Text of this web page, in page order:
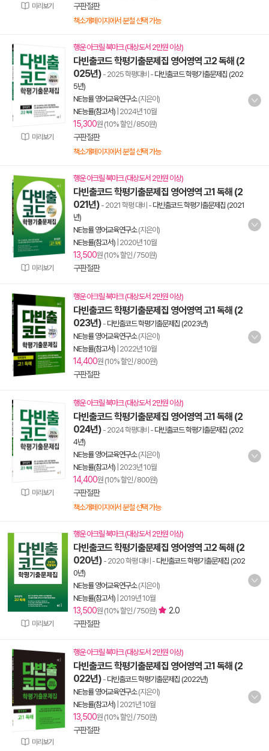
미리보기 구판절판
책소개페이지에서 분철 선택 가능
미리보기
행운 아크릴 북마크 (대상도서 2만원 이상)
다빈출코드 학평기출문제집 영어영역 고2 독해 (2
025년) - 2025 학평대비 - 다빈출코드 학평기출문제집 (202
5년)
NE능률 영어교육연구소(지은이)
NE능률(참고서) 2024년 10월
15,300원 (10% 할인 / 850원)
구판절판
책소개페이지에서 분철 선택 가능
미리보기
행운 아크릴 북마크 (대상도서 2만원 이상)
다빈출코드 학평기출문제집 영어영역 고1 독해 (2
021년) - 2021 학평 대비 - 다빈출코드 학평기출문제집 (2021
년)
NE능률 영어교육연구소(지은이)
NE능률(참고서) 2020년 10월
13,500원 (10% 할인 / 750원)
구판절판
행운 아크릴 북마크 (대상도서 2만원 이상)
다빈출코드 학평기출문제집 영어영역 고1 독해 (2
023년) - 다빈출코드 학평기출문제집 (2023년)
NE능률 영어교육연구소(지은이)
NE능률(참고서) 2022년 10월
14,400원 (10% 할인 / 800원)
구판절판
미리보기
행운 아크릴 북마크 (대상도서 2만원 이상)
다빈출코드 학평기출문제집 영어영역 고1 독해 (2
024년) - 2024 학평대비 - 다빈출코드 학평기출문제집 (202
4년)
NE능률 영어교육연구소(지은이)
NE능률(참고서) 2023년 10월
14,400원 (10% 할인 / 800원)
구판절판
책소개페이지에서 분철 선택 가능
미리보기
행운 아크릴 북마크 (대상도서 2만원 이상)
다빈출코드 학평기출문제집 영어영역 고2 독해 (2
020년) - 2020 학평 대비 - 다빈출코드 학평기출문제집 (202
0년)
NE능률 영어교육연구소(지은이)
NE능률(참고서) 2019년 10월
13,500원 (10% 할인 / 750원)
2.0
구판절판
미리보기
행운 아크릴 북마크 (대상도서 2만원 이상)
다빈출코드 학평기출문제집 영어영역 고1 독해 (2
022년) - 다빈출코드 학평기출문제집 (2022년)
NE능률 영어교육연구소(지은이)
NE능률(참고서) 2021년 10월
13,500원 (10% 할인 / 750원)
구판절판